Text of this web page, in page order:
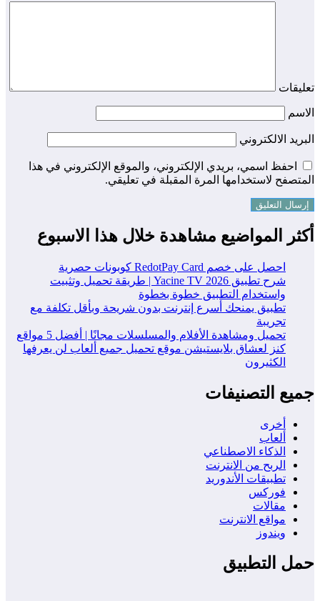
تعليقات
الاسم
البريد الالكتروني
احفظ اسمي، بريدي الإلكتروني، والموقع الإلكتروني في هذا
المتصفح لاستخدامها المرة المقبلة في تعليقي.
أكثر المواضيع مشاهدة خلال هذا الاسبوع
احصل على خصم RedotPay Card كوبونات حصرية
شرح تطبيق Yacine TV 2026 | طريقة تحميل وتثبيت
واستخدام التطبيق خطوة بخطوة
تطبيق يمنحك أسرع إنترنت بدون شريحة وبأقل تكلفة مع
تجريبة
تحميل ومشاهدة الأفلام والمسلسلات مجانًا | أفضل 5 مواقع
كنز لعشاق بلايستيشن موقع تحميل جميع ألعاب لن يعرفها
الكثيرون
جميع التصنيفات
أخرى
ألعاب
الذكاء الاصطناعي
الربح من الانترنت
تطبيقات الأندوريد
فوركس
مقالات
مواقع الانترنت
ويندوز
حمل التطبيق